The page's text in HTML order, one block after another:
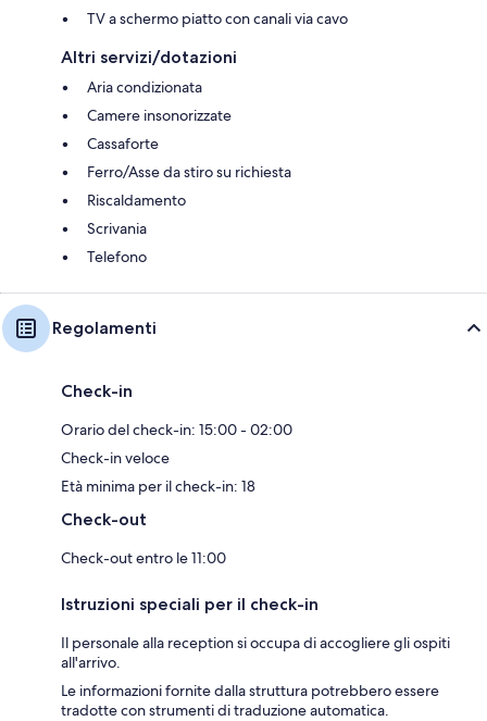
TV a schermo piatto con canali via cavo
Altri servizi/dotazioni
Aria condizionata
Camere insonorizzate
Cassaforte
Ferro/Asse da stiro su richiesta
Riscaldamento
Scrivania
Telefono
Regolamenti
Check-in
Orario del check-in: 15:00 - 02:00
Check-in veloce
Età minima per il check-in: 18
Check-out
Check-out entro le 11:00
Istruzioni speciali per il check-in
Il personale alla reception si occupa di accogliere gli ospiti
all'arrivo.
Le informazioni fornite dalla struttura potrebbero essere
tradotte con strumenti di traduzione automatica.